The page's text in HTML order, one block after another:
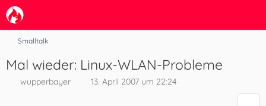
Smalltalk
Mal wieder: Linux-WLAN-Probleme
wupperbayer 13. April 2007 um 22:24